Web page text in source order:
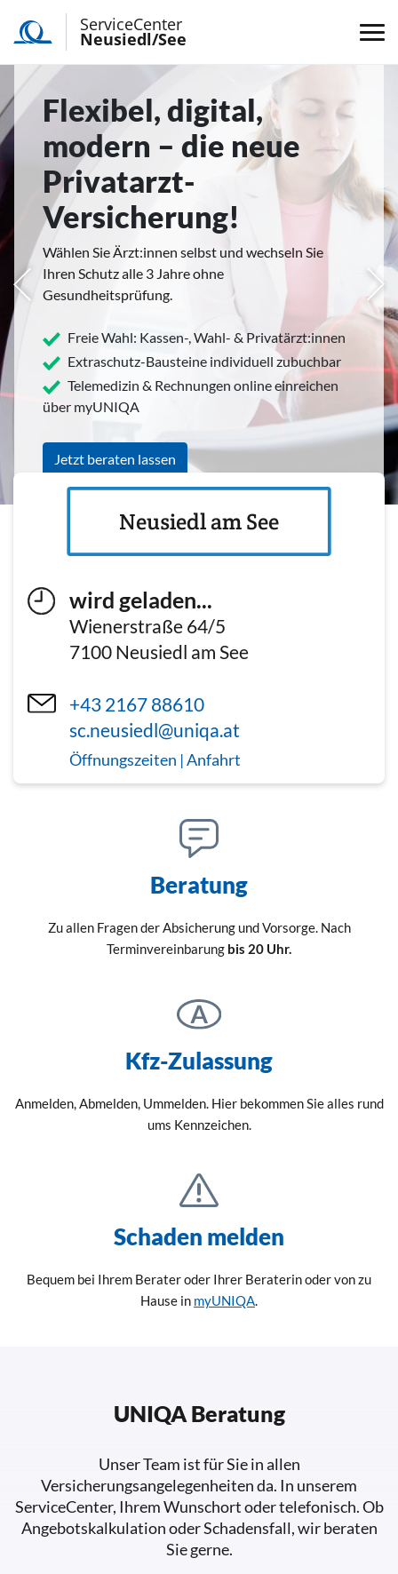
ServiceCenter
Neusiedl/See
Flexibel, digital,
modern – die neue
Privatarzt-
Versicherung!
Wählen Sie Ärzt:innen selbst und wechseln Sie
Ihren Schutz alle 3 Jahre ohne
Gesundheitsprüfung.
Freie Wahl: Kassen-, Wahl- & Privatärzt:innen
Extraschutz-Bausteine individuell zubuchbar
Telemedizin & Rechnungen online einreichen
über myUNIQA
Jetzt beraten lassen
wird geladen...
Wienerstraße 64/5
7100 Neusiedl am See
+43 2167 88610
sc.neusiedl@uniqa.at
Öffnungszeiten | Anfahrt
Neusiedl am See
Beratung
Zu allen Fragen der Absicherung und Vorsorge. Nach
Terminvereinbarung bis 20 Uhr.
Kfz-Zulassung
Anmelden, Abmelden, Ummelden. Hier bekommen Sie alles rund
ums Kennzeichen.
Schaden melden
Bequem bei Ihrem Berater oder Ihrer Beraterin oder von zu
Hause in myUNIQA.
UNIQA Beratung
Unser Team ist für Sie in allen
Versicherungsangelegenheiten da. In unserem
ServiceCenter, Ihrem Wunschort oder telefonisch. Ob
Angebotskalkulation oder Schadensfall, wir beraten
Sie gerne.